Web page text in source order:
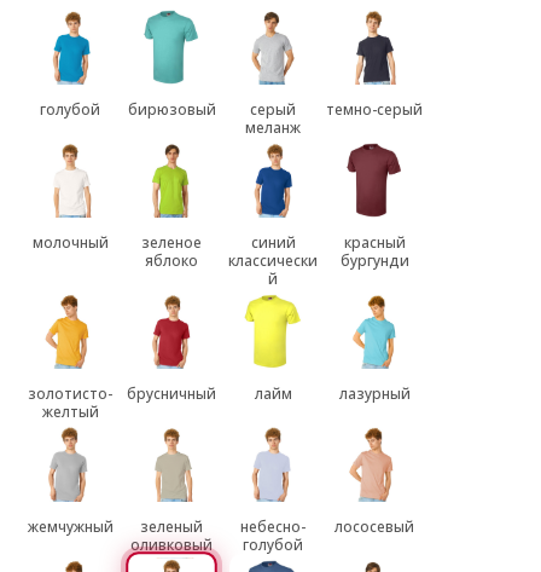
голубой бирюзовый
серый
меланж
темно-серый
молочный
зеленое
яблоко
синий
классически
й
красный
бургунди
золотисто-
желтый
брусничный лайм лазурный
жемчужный
зеленый
оливковый
небесно-
голубой
лососевый